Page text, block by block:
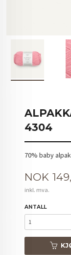
4304
70% baby
Pris
NOK
inkl. mva.
ANTALL